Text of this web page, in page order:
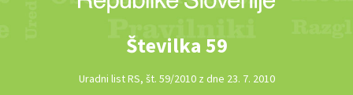
Številka 59
Uradni list RS, št. 59/2010 z dne 23. 7. 2010